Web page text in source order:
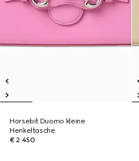
Horsebit Duomo kleine
Henkeltasche
€ 2.450